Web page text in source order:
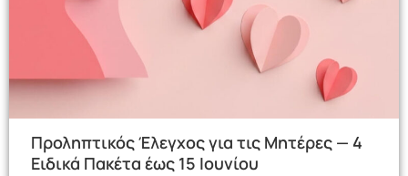
Προληπτικός Έλεγχος για τις Μητέρες — 4
Ειδικά Πακέτα έως 15 Ιουνίου